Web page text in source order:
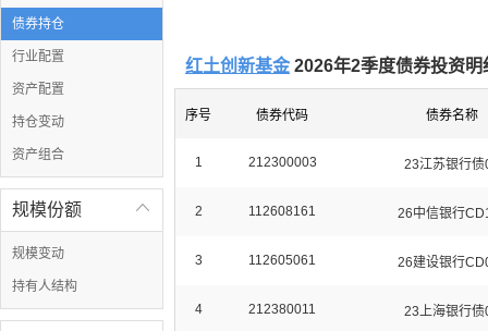
债券持仓
行业配置
资产配置
持仓变动
资产组合

规模份额
规模变动
持有人结构
红土创新基金 2026年2季度债券投资明
序号 债券代码 债券名称
1 212300003 23江苏银行债
2 112608161 26中信银行
3 112605061 26建设银行
4 212380011 23上海银行债